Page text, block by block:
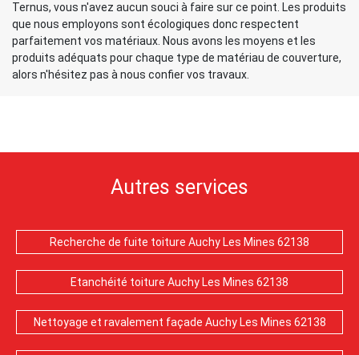
Ternus, vous n'avez aucun souci à faire sur ce point. Les produits
que nous employons sont écologiques donc respectent
parfaitement vos matériaux. Nous avons les moyens et les
produits adéquats pour chaque type de matériau de couverture,
alors n'hésitez pas à nous confier vos travaux.
Autres services
Recherche de fuite toiture Auchy Les Mines 62138
Etanchéité toiture Auchy Les Mines 62138
Nettoyage et ravalement façade Auchy Les Mines 62138